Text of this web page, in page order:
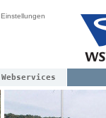
Einstellungen
Webservices